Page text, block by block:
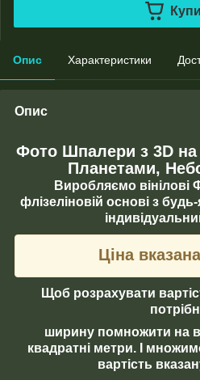
Опис Характеристики
Опис
Фото Шпалери з 3D на
Планетами,
Виробляємо
флізеліновій основі з
Ціна
Щоб розрахувати
ширину помножити на
квадратні метри. І
вартість